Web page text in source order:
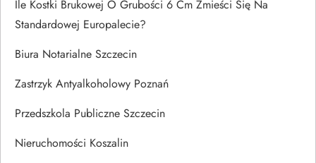
Ile Kostki Brukowej O Grubości 6 Cm Zmieści Się Na
Standardowej Europalecie?
Biura Notarialne Szczecin
Zastrzyk Antyalkoholowy Poznań
Przedszkola Publiczne Szczecin
Nieruchomości Koszalin